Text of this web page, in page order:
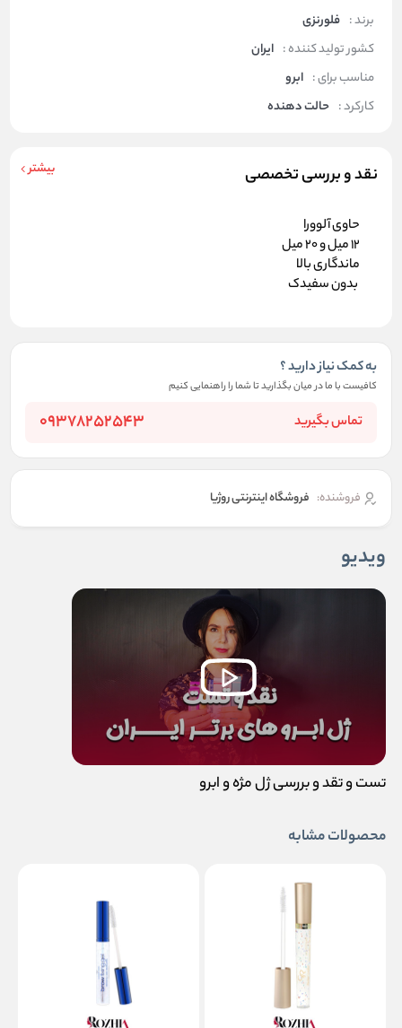
برند : فلورنزی
کشور تولید کننده : ایران
مناسب برای : ابرو
کارکرد : حالت دهنده
نقد و بررسی تخصصی بیشتر
حاوی آلوورا
12 میل و 20 میل
ماندگاری بالا
بدون سفیدک
به کمک نیاز دارید ؟
کافیست با ما در میان بگذارید تا شما را راهنمایی کنیم
تماس بگیرید 09378252543
فروشنده: فروشگاه اینترنتی روژیا
ویدیو
تست و تقد و بررسی ژل مژه و ابرو
محصولات مشابه